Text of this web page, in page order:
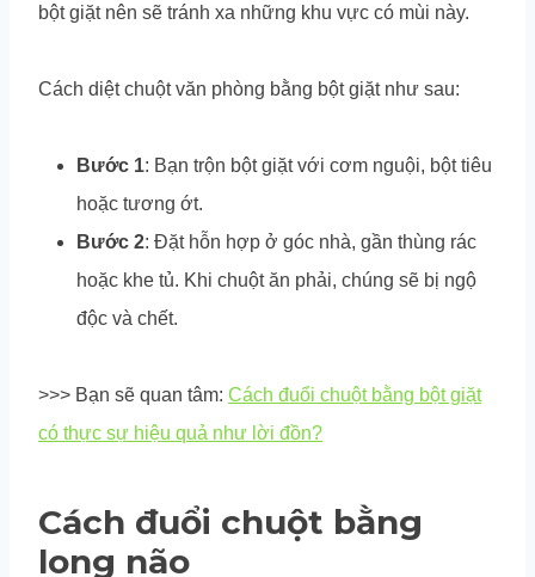
bột giặt nên sẽ tránh xa những khu vực có mùi này.
Cách diệt chuột văn phòng bằng bột giặt như sau:
Bước 1: Bạn trộn bột giặt với cơm nguội, bột tiêu
hoặc tương ớt.
Bước 2: Đặt hỗn hợp ở góc nhà, gần thùng rác
hoặc khe tủ. Khi chuột ăn phải, chúng sẽ bị ngộ
độc và chết.
>>> Bạn sẽ quan tâm: Cách đuổi chuột bằng bột giặt
có thực sự hiệu quả như lời đồn?
Cách đuổi chuột bằng
long não